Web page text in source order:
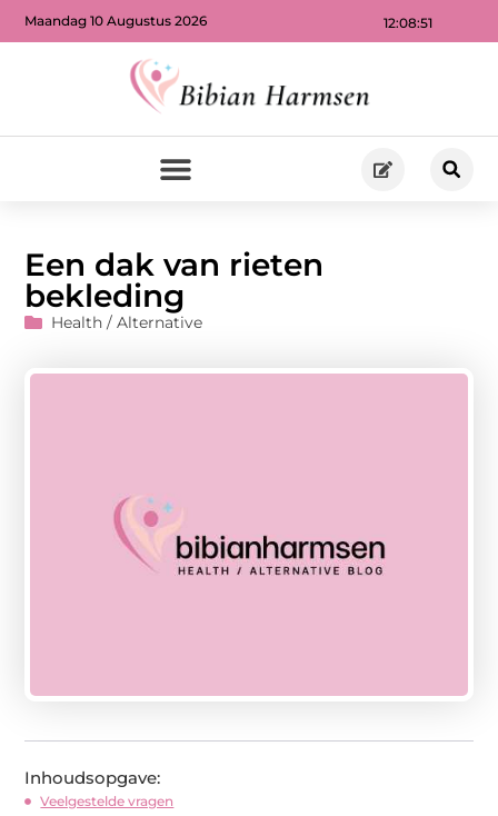
12:08:52
Maandag 10 Augustus 2026
Een dak van rieten
bekleding
Health / Alternative
Inhoudsopgave:
Veelgestelde vragen